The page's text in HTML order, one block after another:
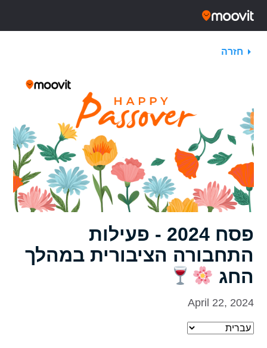
חזרה
פסח 2024 - פעילות
התחבורה הציבורית במהלך
החג
April 22, 2024